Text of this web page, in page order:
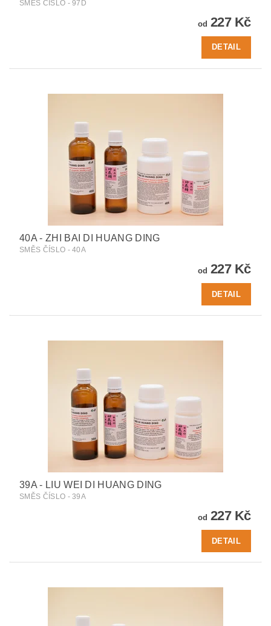
SMĚS ČÍSLO - 97D
od 227 Kč
DETAIL
40A - ZHI BAI DI HUANG DING
SMĚS ČÍSLO - 40A
od 227 Kč
DETAIL
39A - LIU WEI DI HUANG DING
SMĚS ČÍSLO - 39A
od 227 Kč
DETAIL